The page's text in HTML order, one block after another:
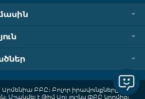
Արմենիա ԲԲԸ։ Բոլոր իրավունքները
է Թիմ Սոլյուշնս ՓԲԸ կողմից։